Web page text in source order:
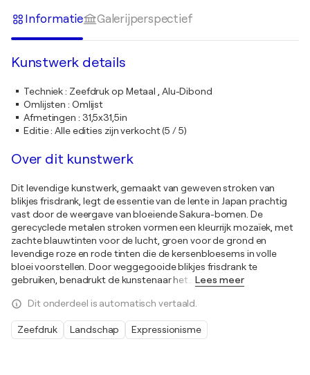
Informatie Galerijperspectief
Kunstwerk details
Techniek: Zeefdruk op Metaal , Alu-Dibond
Omlijsten : Omlijst
Afmetingen : 31,5x31,5in
Editie:Alle edities zijn verkocht (5 / 5)
Over dit kunstwerk
Dit levendige kunstwerk, gemaakt van geweven stroken van
blikjes frisdrank, legt de essentie van de lente in Japan prachtig
vast door de weergave van bloeiende Sakura-bomen. De
gerecyclede metalen stroken vormen een kleurrijk mozaïek, met
zachte blauwtinten voor de lucht, groen voor de grond en
levendige roze en rode tinten die de kersenbloesems in volle
bloei voorstellen. Door weggegooide blikjes frisdrank te
gebruiken, benadrukt de kunstenaar het
Lees meer
Dit onderdeel is automatisch vertaald.
Zeefdruk Landschap Expressionisme